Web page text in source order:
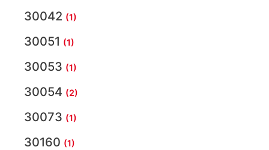
30042 (1)
30051 (1)
30053 (1)
30054 (2)
30073 (1)
30160 (1)